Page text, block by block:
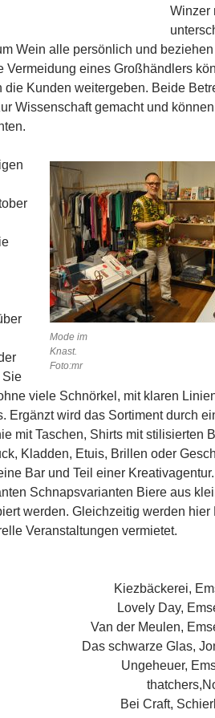
Winzer
Wein alle persönlich und
Vermeidung eines Großhändlers
die Kunden weitergeben. Beide
Wissenschaft gemacht und
Mode im
Foto:mr
Sie
viele Schnörkel, mit klaren
Ergänzt wird das Sortiment durch
mit Taschen, Shirts mit stilisierten
Kladden, Etuis, Brillen oder
Bar und Teil einer
Schnapsvarianten Biere aus
werden. Gleichzeitig werden hier
Veranstaltungen vermietet.
Kiezbäckerei,
Lovely Day,
Van der Meulen,
Das schwarze Glas,
Ungeheuer,
Bei Craft,